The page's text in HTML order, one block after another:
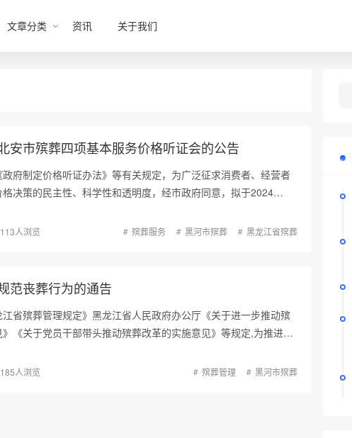
文章分类 资讯 关于我们
安市殡葬四项基本服务价格听证会的公告
府制定价格听证办法》等有关规定，为广泛征求消费者、经营者
决策的民主性、科学性和透明度，经市政府同意，拟于2024…
人浏览 殡葬服务 黑河市殡葬 黑龙江省殡葬
范丧葬行为的通告
省殡葬管理规定》黑龙江省人民政府办公厅《关于进一步推动殡
《关于党员干部带头推动殡葬改革的实施意见》等规定,为推进…
人浏览 殡葬管理 黑河市殡葬